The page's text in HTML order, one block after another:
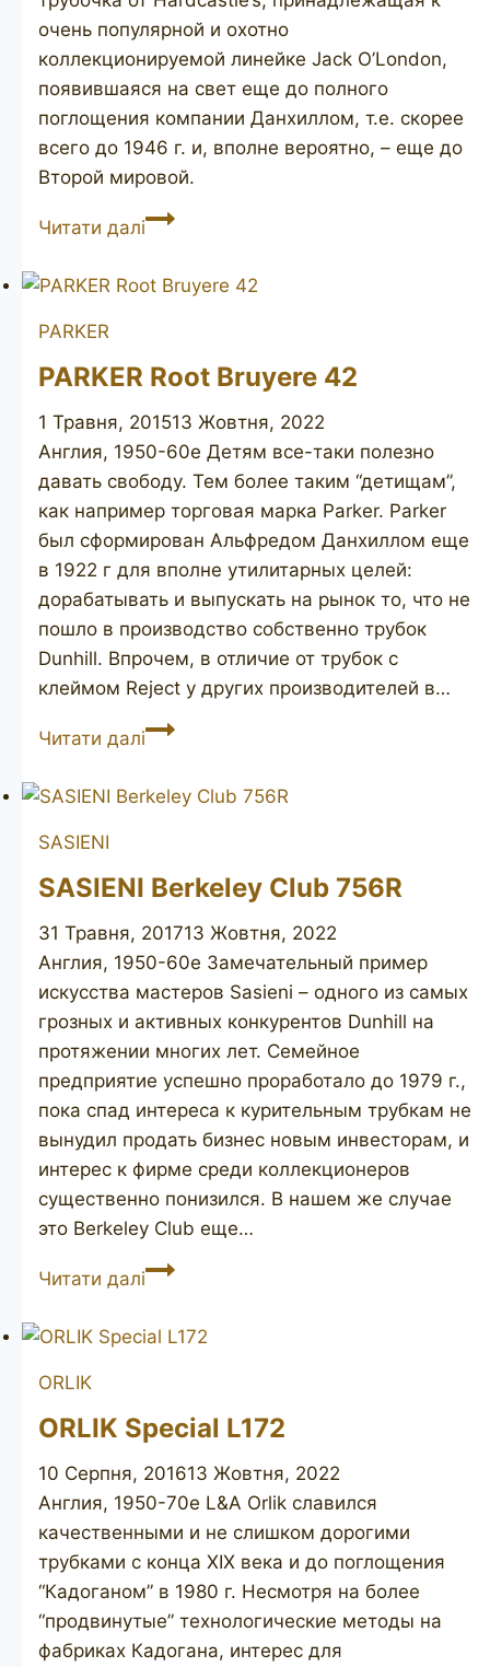
очень популярной и охотно
коллекционируемой линейке Jack O’London,
появившаяся на свет еще до полного
поглощения компании Данхиллом, т.е. скорее
всего до 1946 г. и, вполне вероятно, – еще до
Второй мировой.
Читати даліHARDCASTLE’S
O’London
PARKER
PARKER Root Bruyere 42
1 Травня, 201513 Жовтня, 2022
Англия, 1950-60е Детям все-таки полезно
давать свободу. Тем более таким “детищам”,
как например торговая марка Parker. Parker
был сформирован Альфредом Данхиллом еще
в 1922 г для вполне утилитарных целей:
дорабатывать и выпускать на рынок то, что не
пошло в производство собственно трубок
Dunhill. Впрочем, в отличие от трубок с
клеймом Reject у других производителей в…
Читати даліPARKER
Bruyere
SASIENI
SASIENI Berkeley Club 756R
31 Травня, 201713 Жовтня, 2022
Англия, 1950-60е Замечательный пример
искусства мастеров Sasieni – одного из самых
грозных и активных конкурентов Dunhill на
протяжении многих лет. Семейное
предприятие успешно проработало до 1979 г.,
пока спад интереса к курительным трубкам не
вынудил продать бизнес новым инвесторам, и
интерес к фирме среди коллекционеров
существенно понизился. В нашем же случае
это Berkeley Club еще…
Читати даліSASIENI
Club
ORLIK
ORLIK Special L172
10 Серпня, 201613 Жовтня, 2022
Англия, 1950-70е L&A Orlik славился
качественными и не слишком дорогими
трубками с конца XIX века и до поглощения
“Кадоганом” в 1980 г. Несмотря на более
“продвинутые” технологические методы на
фабриках Кадогана, интерес для